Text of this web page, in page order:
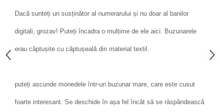
Dacă sunteți un susținător al numerarului și nu doar al banilor
digitali, grozav! Puteți încadra o mulțime de ele aici. Buzunarele
erau căptușite cu căptușeală din material textil.
puteți ascunde monedele într-un buzunar mare, care este cusut
foarte interesant. Se deschide în așa fel încât să se răspândească